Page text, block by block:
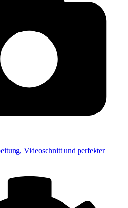
Videoschnitt und perfekter